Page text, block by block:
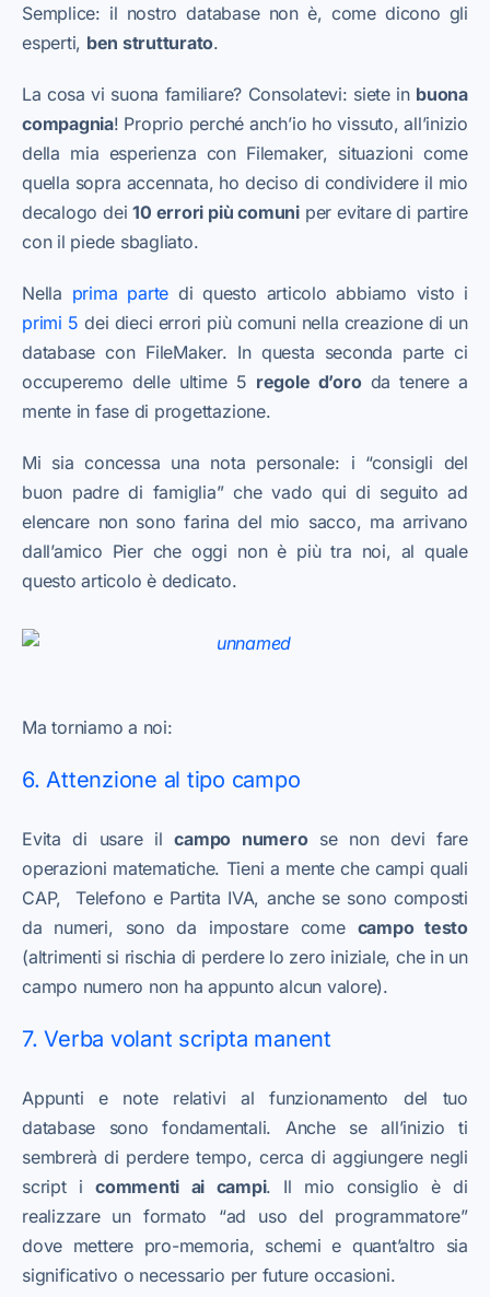
Semplice: il nostro database non è, come dicono gli
esperti, ben strutturato.
La cosa vi suona familiare? Consolatevi: siete in buona
compagnia! Proprio perché anch’io ho vissuto, all’inizio
della mia esperienza con Filemaker, situazioni come
quella sopra accennata, ho deciso di condividere il mio
decalogo dei10 errori più comuniper evitare di partire
con il piede sbagliato.
Nella prima parte di questo articolo abbiamo visto i
primi 5 dei dieci errori più comuni nella creazione di un
database con FileMaker. In questa seconda parte ci
occuperemo delle ultime 5 regole d’oroda tenere a
mente in fase di progettazione.
Mi sia concessa una nota personale: i “consigli del
buon padre di famiglia” che vado qui di seguito ad
elencare non sono farina del mio sacco, ma arrivano
dall’amico Pier che oggi non è più tra noi, al quale
questo articolo è dedicato.
Ma torniamo a noi:
6. Attenzione al tipo campo
Evita di usare ilcampo numerose non devi fare
operazioni matematiche. Tieni a mente che campi quali
CAP, Telefono e Partita IVA, anche se sono composti
da numeri, sono da impostare come campo testo
(altrimenti si rischia di perdere lo zero iniziale, che in un
campo numero non ha appunto alcun valore).
7. Verba volant scripta manent
Appunti e note relativi al funzionamento del tuo
database sono fondamentali. Anche se all’inizio ti
sembrerà di perdere tempo, cerca di aggiungere negli
script icommenti ai campi. Il mio consiglio è di
realizzare un formato “ad uso del programmatore”
dove mettere pro-memoria, schemi e quant’altro sia
significativo o necessario per future occasioni.